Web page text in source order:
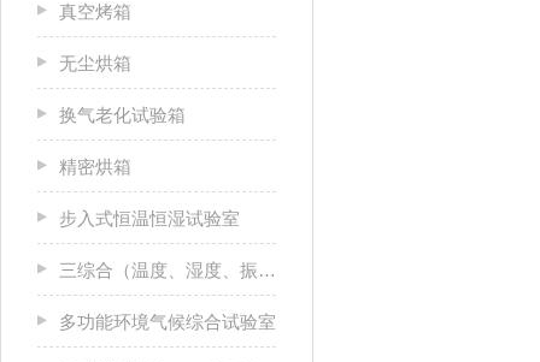
真空烤箱
无尘烘箱
换气老化试验箱
精密烘箱
步入式恒温恒湿试验室
三综合（温度、湿度、振动）试验箱
多功能环境气候综合试验室